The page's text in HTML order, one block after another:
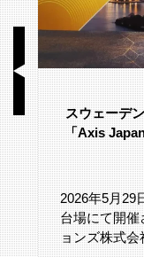
23
スウェーデ
「Axis
2026年5月29
台場にて開
ョンズ株式